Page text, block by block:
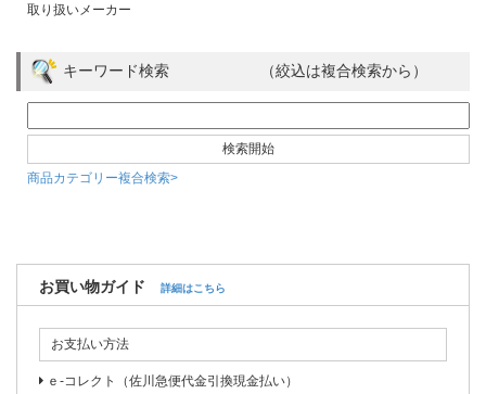
取り扱いメーカー
キーワード検索 （絞込は複合検索から）
商品カテゴリー複合検索>
お買い物ガイド 詳細はこちら
お支払い方法
ｅ-コレクト（佐川急便代金引換現金払い）